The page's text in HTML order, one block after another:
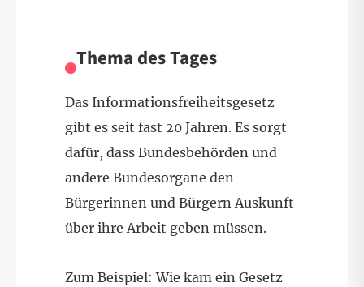
Thema des Tages
Das Informationsfreiheitsgesetz
gibt es seit fast 20 Jahren. Es sorgt
dafür, dass Bundesbehörden und
andere Bundesorgane den
Bürgerinnen und Bürgern Auskunft
über ihre Arbeit geben müssen.
Zum Beispiel: Wie kam ein Gesetz